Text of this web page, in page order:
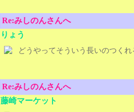
Re:みしのんさんへ
りょう
どうやってそういう長いのつくれ
Re:みしのんさんへ
藤崎マーケット